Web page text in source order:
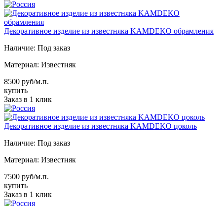
Декоративное изделие из известняка KAMDEKO обрамления
Наличие: Под заказ
Материал: Известняк
8500 руб/м.п.
купить
Заказ в 1 клик
Декоративное изделие из известняка KAMDEKO цоколь
Наличие: Под заказ
Материал: Известняк
7500 руб/м.п.
купить
Заказ в 1 клик